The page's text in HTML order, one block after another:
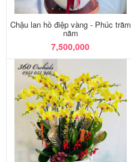
Chậu lan hồ điệp vàng - Phúc trăm
năm
7,500,000